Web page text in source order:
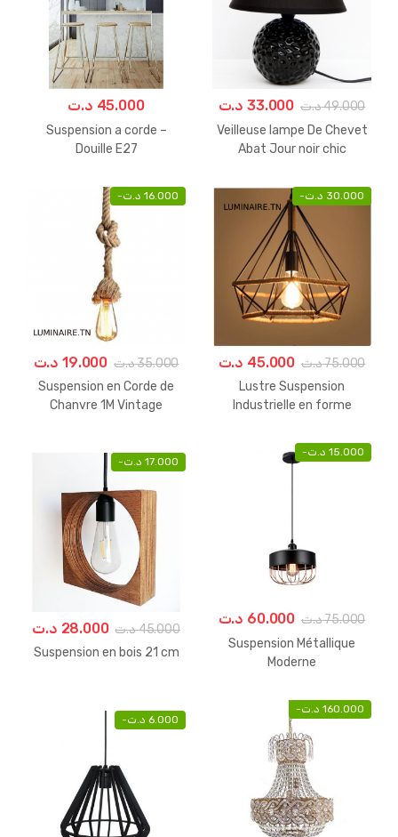
45.000 د.ت
Suspension a corde –
Douille E27
33.000 د.ت 49.000د.ت
Veilleuse lampe De Chevet
Abat Jour noir chic
- 16.000 د.ت
19.000 د.ت 35.000د.ت
Suspension en Corde de
Chanvre 1M Vintage
- 30.000 د.ت
45.000 د.ت 75.000د.ت
Lustre Suspension
Industrielle en forme
- 17.000 د.ت
28.000 د.ت 45.000د.ت
Suspension en bois 21 cm
- 15.000 د.ت
60.000 د.ت 75.000د.ت
Suspension Métallique
Moderne
- 6.000 د.ت
- 160.000 د.ت